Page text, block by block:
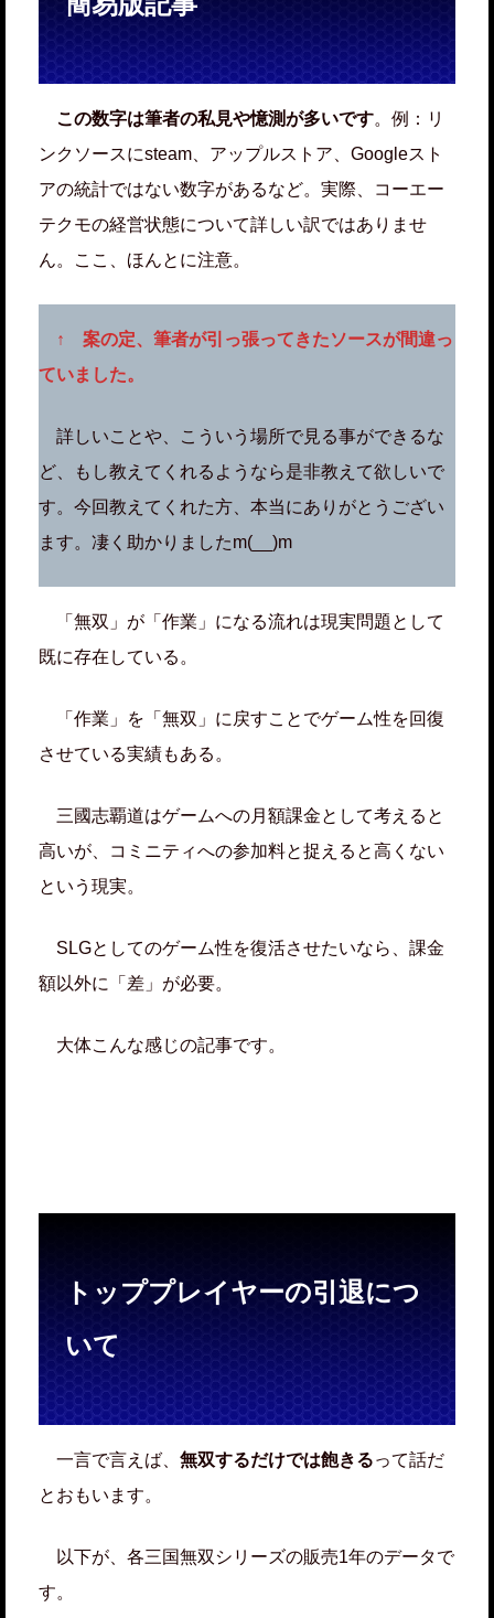
この数字は筆者の私見や憶測が多いです。例：リ
ンクソースにsteam、アップルストア、Googleスト
アの統計ではない数字があるなど。実際、コーエー
テクモの経営状態について詳しい訳ではありませ
ん。ここ、ほんとに注意。
↑ 案の定、筆者が引っ張ってきたソースが間違っ
ていました。
詳しいことや、こういう場所で見る事ができるな
ど、もし教えてくれるようなら是非教えて欲しいで
す。今回教えてくれた方、本当にありがとうござい
ます。凄く助かりましたm(__)m
「無双」が「作業」になる流れは現実問題として
既に存在している。
「作業」を「無双」に戻すことでゲーム性を回復
させている実績もある。
三國志覇道はゲームへの月額課金として考えると
高いが、コミニティへの参加料と捉えると高くない
という現実。
SLGとしてのゲーム性を復活させたいなら、課金
額以外に「差」が必要。
大体こんな感じの記事です。
トッププレイヤーの引退につ
いて
一言で言えば、 無双するだけでは飽きるって話だ
とおもいます。
以下が、各三国無双シリーズの販売1年のデータで
す。